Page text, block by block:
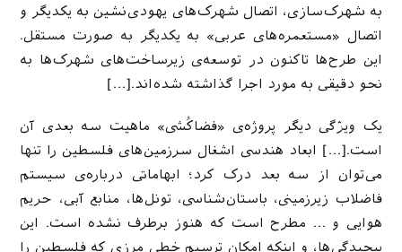
به شهرک‌سازی، اتصال شهرک‌های یهودی‌نشین به یکدیگر و
اتصال «مستعمره‌های عربی» به یکدیگر به صورت مستقل.
این طرح‌ها تاکنون در توسعه‌ی زیرساخت‌های شهرک‌ها به
نحو دقیقی به مورد اجرا گذاشته شده‌اند.[…]
یک ویژگی دیگر پروژه‌ی «فضاکُشی» ماهیت سه بعدی آن
است.[…] ابعاد هندسی اشغال سرزمین‌های فلسطین را تنها
می‌توان از سه بعد درک کرد؛ ابهاماتی درباره‌ی سیستم
فاضلاب زیرزمینی، باستان‌شناسی، تونل‌ها، منابع آبی، حریم
هوایی و … مطرح است که هنوز برطرف نشده است. این
پیچیدگی‌ها، و اینکه امکان ترسیم خطی مرزی که فلسطین را